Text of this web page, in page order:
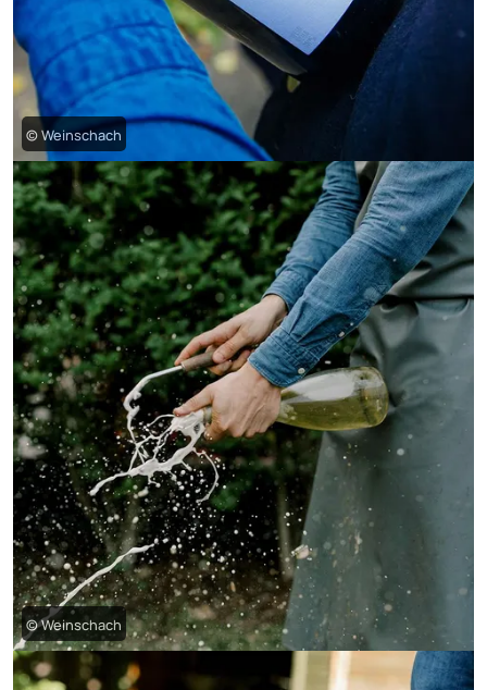
© Weinschach
© Weinschach